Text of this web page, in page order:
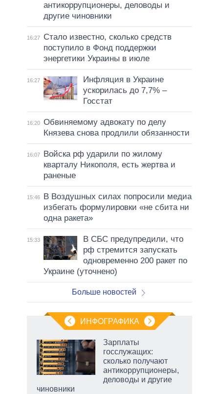
антикоррупционеры, деловоды и
другие чиновники
16:27
Стало известно, сколько средств
поступило в Фонд поддержки
энергетики Украины в июле
16:27
Инфляция в Украине
ускорилась до 7,7% –
Госстат
16:20 Обвиняемому адвокату по делу
Князева снова продлили обязанности
16:07
Войска рф ударили по жилому
кварталу Никополя, есть жертва и
раненые
15:46
В Воздушных силах попросили медиа
избегать формулировки «не сбита ни
одна ракета»
15:33
В СБС предупредили, что
рф стремится запускать
одновременно 200 ракет по
Украине (уточнено)
Больше новостей
ИНФОГРАФИКА
Зарплаты
госслужащих:
сколько получают
антикоррупционеры,
деловоды и другие
чиновники